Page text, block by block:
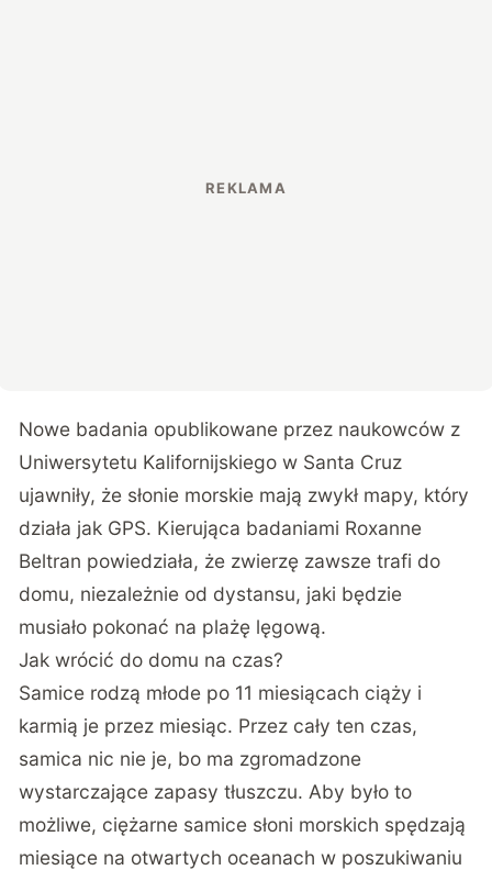
Nowe badania opublikowane przez naukowców z
Uniwersytetu Kalifornijskiego w Santa Cruz
ujawniły, że słonie morskie mają zwykł mapy, który
działa jak GPS. Kierująca badaniami Roxanne
Beltran powiedziała, że zwierzę zawsze trafi do
domu, niezależnie od dystansu, jaki będzie
musiało pokonać na plażę lęgową.
Jak wrócić do domu na czas?
Samice rodzą młode po 11 miesiącach ciąży i
karmią je przez miesiąc. Przez cały ten czas,
samica nic nie je, bo ma zgromadzone
wystarczające zapasy tłuszczu. Aby było to
możliwe, ciężarne samice słoni morskich spędzają
miesiące na otwartych oceanach w poszukiwaniu